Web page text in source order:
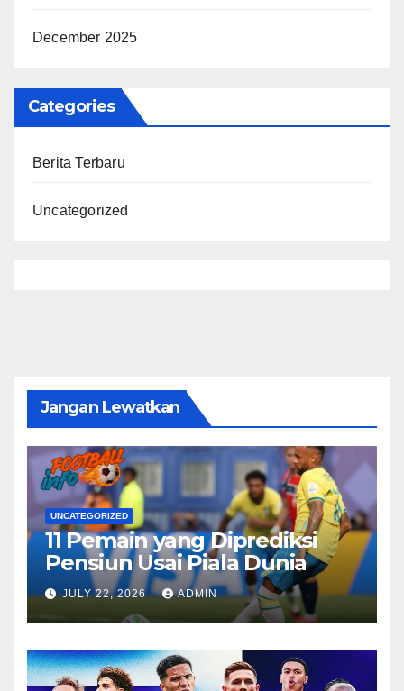
December 2025
Categories
Berita Terbaru
Uncategorized
Jangan Lewatkan
UNCATEGORIZED
11 Pemain yang Diprediksi
Pensiun Usai Piala Dunia
JULY 22, 2026 ADMIN